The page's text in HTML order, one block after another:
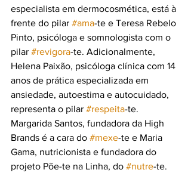
especialista em dermocosmética, está à
frente do pilar #ama-te e Teresa Rebelo
Pinto, psicóloga e somnologista com o
pilar #revigora-te. Adicionalmente,
Helena Paixão, psicóloga clínica com 14
anos de prática especializada em
ansiedade, autoestima e autocuidado,
representa o pilar #respeita-te.
Margarida Santos, fundadora da High
Brands é a cara do #mexe-te e Maria
Gama, nutricionista e fundadora do
projeto Põe-te na Linha, do #nutre-te.